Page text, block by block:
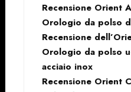
Recensione Orient
Orologio da polso
Recensione
Orologio da polso
acciaio inox
Recensione Orient